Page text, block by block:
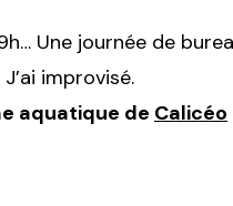
Une journée de
improvisé.
aquatique de Calicéo